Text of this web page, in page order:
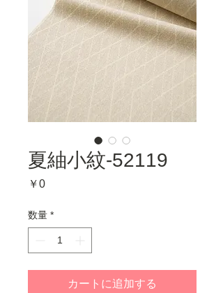
夏紬小紋-52119
￥0価
数量 *
カートに追加する